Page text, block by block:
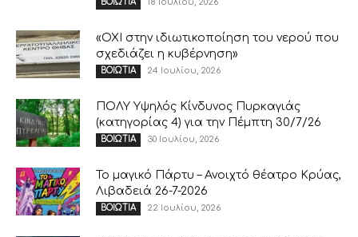
ΒΟΙΩΤΙΑ 18 Ιουλίου, 2026
«ΟΧΙ στην ιδιωτικοποίηση του νερού που
σχεδιάζει η κυβέρνηση»
ΒΟΙΩΤΙΑ 24 Ιουλίου, 2026
ΠΟΛΥ Υψηλός Κίνδυνος Πυρκαγιάς
(κατηγορίας 4) για την Πέμπτη 30/7/26
ΒΟΙΩΤΙΑ 30 Ιουλίου, 2026
Το μαγικό Πάρτυ – Ανοιχτό θέατρο Κρύας,
Λιβαδειά 26-7-2026
ΒΟΙΩΤΙΑ 22 Ιουλίου, 2026